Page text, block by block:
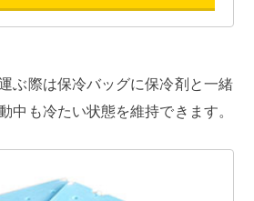
ぶ際は保冷バッグに保冷剤と一緒
中も冷たい状態を維持できます。